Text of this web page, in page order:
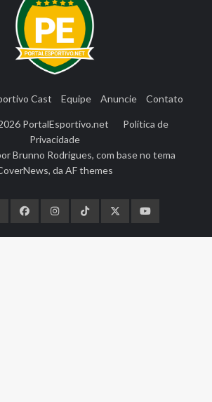
Cast Equipe Anuncie Contato
PortalEsportivo.net
Política de
Privacidade
Brunno Rodrigues, com base no tema
, da AF themes